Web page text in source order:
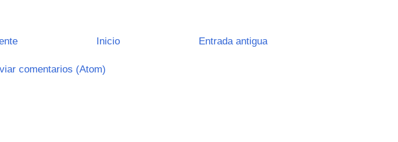
Entrada antigua
Inicio
comentarios (Atom)